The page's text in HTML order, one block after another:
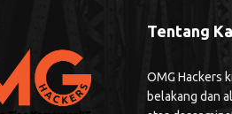
Tentang
OMG Hackers
belakang dan